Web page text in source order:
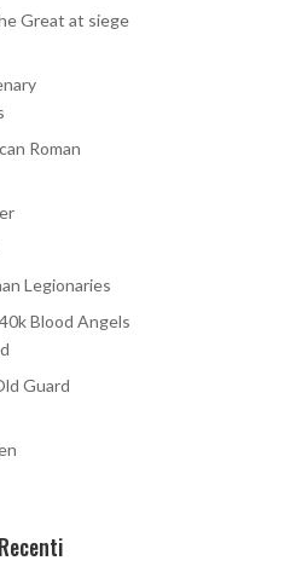
Great at siege
Roman
Legionaries
Blood Angels
Guard